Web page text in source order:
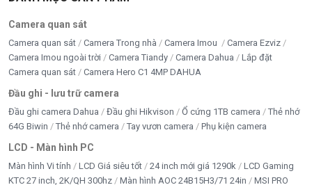
Camera quan sát
Camera quan sát Camera Trong nhà Camera Imou
Camera Ezviz
Camera Imou ngoài trời
Camera Tiandy Camera Dahua
Lắp đặt
Camera quan sát
Camera Hero C1 4MP DAHUA
Đầu ghi - lưu trữ camera
Đầu ghi camera Dahua Đầu ghi Hikvison Ổ cứng 1TB camera
Thẻ nhớ
64G Biwin
Thẻ nhớ camera Tay vươn camera Phụ kiện camera
LCD - Màn hình PC
Màn hình Vi tính LCD Giá siêu tốt 24 inch mới giá 1290k
LCD Gaming
KTC 27 inch, 2K/QH 300hz
Màn hình AOC 24B15H3/71 24in
MSI PRO